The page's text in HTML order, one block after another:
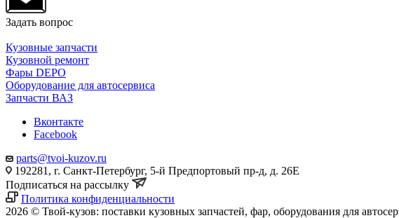
Задать вопрос
Кузовные запчасти
Кузовной ремонт
Фары DEPO
Оборудование для автосервиса
Запчасти ВАЗ
Вконтакте
Facebook
parts@tvoi-kuzov.ru
192281, г. Санкт-Петербург, 5-й Предпортовый пр-д, д. 26Е
Подписаться на рассылку
Политика конфиденциальности
2026 © Твой-кузов: поставки кузовных запчастей, фар, оборудования для